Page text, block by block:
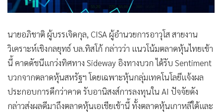
นายอภิชาติ ผู้บรรเจิดกุล, CISA ผู้อำนวยการอาวุโส สายงาน
วิเคราะห์เชิงกลยุทธ์ บล.ทิสโก้ กล่าวว่า แนวโน้มตลาดหุ้นไทยเช้า
นี้ คาดดัชนีแกว่งทิศทาง Sideway อิงทางบวก ได้รับ Sentiment
บวกจากตลาดหุ้นสหรัฐฯ โดยเฉพาะหุ้นกลุ่มเทคโนโลยีแจ้งผล
ประกอบการดีกว่าคาด รับอานิสงส์การลงทุนใน AI ปัจจัยดัง
กล่าวส่งผลดีมาถึงตลาดหุ้นเอเชียเช้านี้ ทั้งตลาดหุ้นเกาหลีใต้และ